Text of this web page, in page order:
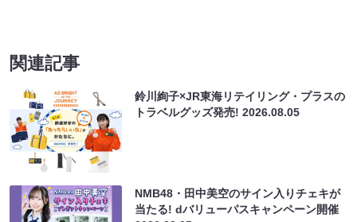
関連記事
鈴川絢子×JR東海リテイリング・プラスの
トラベルグッズ発売!2026.08.05
NMB48・田中美空のサイン入りチェキが
当たる! dバリューパスキャンペーン開催